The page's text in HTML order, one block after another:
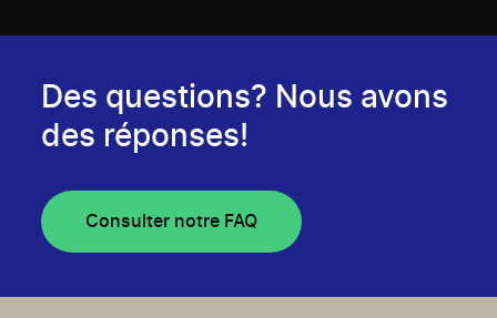
Des questions? Nous avons
des réponses!
Consulter notre FAQ